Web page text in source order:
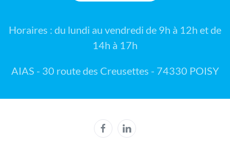
Horaires : du lundi au vendredi de 9h à 12h et de
14h à 17h
AIAS - 30 route des Creusettes - 74330 POISY